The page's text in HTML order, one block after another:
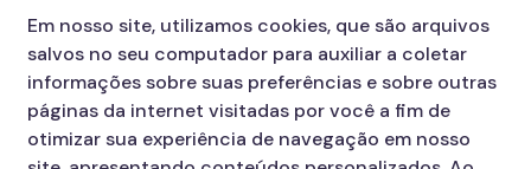
Em nosso site, utilizamos cookies, que são arquivos
salvos no seu computador para auxiliar a coletar
informações sobre suas preferências e sobre outras
páginas da internet visitadas por você a fim de
otimizar sua experiência de navegação em nosso